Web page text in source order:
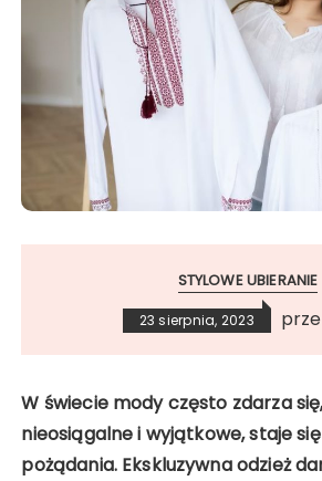
STYLOWE UBIERANIE
23 sierpnia, 2023
W świecie mody często zdarza
nieosiągalne i wyjątkowe, staje
pożądania. Ekskluzywna odzież